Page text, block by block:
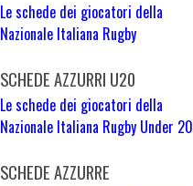
Le schede dei giocatori della
Nazionale Italiana Rugby
SCHEDE AZZURRI U20
Le schede dei giocatori della
Nazionale Italiana Rugby Under 20
SCHEDE AZZURRE